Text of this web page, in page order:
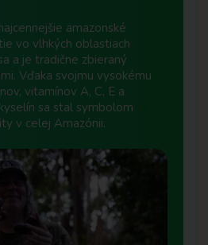
amazonské
vo vlhkých oblastiach
a je tradične zbieraný
Vďaka svojmu vysokému
vitamínov A, C, E a
sa stal symbolom
v celej Amazónii.